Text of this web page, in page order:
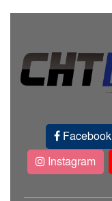
Facebook
Instagram